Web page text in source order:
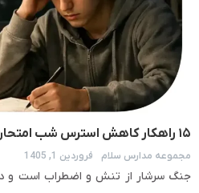
۱۵ راهکار کاهش استرس شب
اضطراب امتحان
مجموعه مدارس سلام فروردین 1, 1405
جنگ سرشار از تنش و اضطراب است و